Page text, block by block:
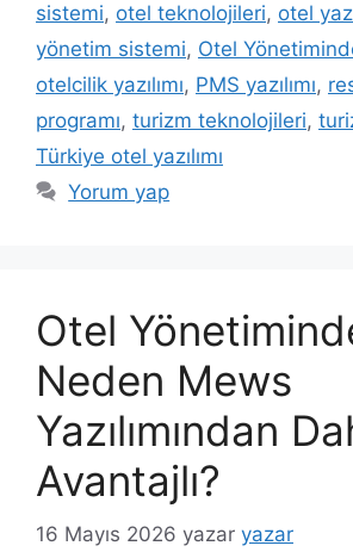
sistemi, otel teknolojileri, otel
yönetim sistemi, Otel
otelcilik yazılımı, PMS yazılımı,
programı, turizm teknolojileri,
Türkiye otel yazılımı
Yorum yap
Otel
Neden Mews
Yazılımından
Avantajlı?
16 Mayıs 2026 yazar yazar